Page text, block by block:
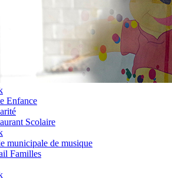
Enfance
Scolaire
municipale de musique
Familles